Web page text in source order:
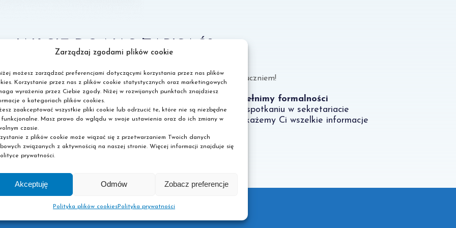
Zarządzaj zgodami plików cookie
możesz zarządzać preferencjami dotyczącymi korzystania przez nas plików
Korzystanie przez nas z plików cookie statystycznych oraz marketingowych
wyrażenia przez Ciebie zgody. Niżej w rozwijanych punktach znajdziesz
o kategoriach plików cookies.
zaakceptować wszystkie pliki cookie lub odrzucić te, które nie są niezbędne
Masz prawo do wglądu w swoje ustawienia oraz do ich zmiany w
czasie.
z plików cookie może wiązać się z przetwarzaniem Twoich danych
związanych z aktywnością na naszej stronie. Więcej informacji znajduje się
prywatności.
Akceptuję Odmów Zobacz preferencje
Polityka plików cookiesPolityka prywatności
JAK SIĘ DO NAS ZAPISAĆ?
ograniczeń, wypełnij formularz, przygotuj dokumenty i zostań uczniem!
2
Oddzwonimy
- umówimy dogodny termin
dopełnienia formalności
3
Dopełnimy formalności
- na spotkaniu w sekretariacie
przekażemy Ci wszelkie informacje